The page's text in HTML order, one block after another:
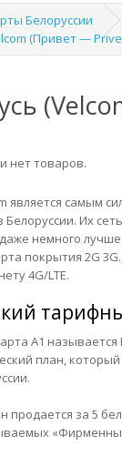
Белоруссии
(Привет —
нет товаров.
является самым
Их
немного
покрытия 2G 3G
4G/LTE.
А1
план,
продается за 5